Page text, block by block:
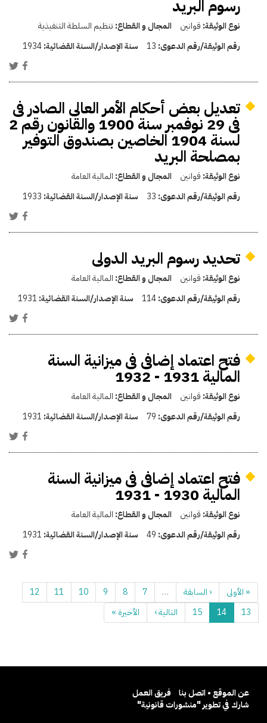
رسوم البريد
نوع الوثيقة: قوانين المجال و القطاع: تنظيم السلطة التنفيذية
رقم الوثيقة/رقم الدعوى: 13 سنة الإصدار/السنة القضائية:1934
تعديل بعض أحكام الأمر العالى الصادر فى
فى 29 نوفمبر سنة 1900 والقانون رقم 2
لسنة 1904 الخاصين بصندوق التوفير
بمصلحة البريد
نوع الوثيقة: قوانين المجال و القطاع: المالية العامة
رقم الوثيقة/رقم الدعوى: 33 سنة الإصدار/السنة القضائية: 1933
تحديد رسوم البريد الدولى
نوع الوثيقة: قوانين المجال و القطاع: المالية العامة
رقم الوثيقة/رقم الدعوى:114 سنة الإصدار/السنة القضائية: 1931
فتح اعتماد إضافى فى ميزانية السنة
المالية 1931 - 1932
نوع الوثيقة: قوانين المجال و القطاع: المالية العامة
رقم الوثيقة/رقم الدعوى: 79 سنة الإصدار/السنة القضائية: 1931
فتح اعتماد إضافى فى ميزانية السنة
المالية 1930 - 1931
نوع الوثيقة: قوانين المجال و القطاع: المالية العامة
رقم الوثيقة/رقم الدعوى: 49 سنة الإصدار/السنة القضائية: 1931
« الأولى ‹ السابقة …
7
8
9
10
11
12
13
14
15 التالية › الأخيرة »
عن الموقع • اتصل بنا
فريق العمل
شارك في تطوير "منشورات قانونية"